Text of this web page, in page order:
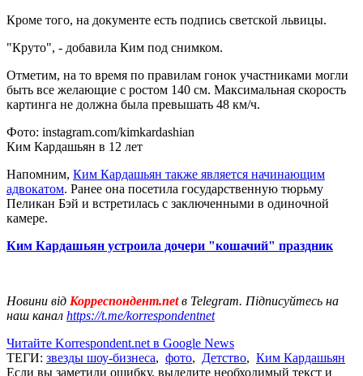
Кроме того, на документе есть подпись светской львицы.
"Круто", - добавила Ким под снимком.
Отметим, на то время по правилам гонок участниками могли
быть все желающие с ростом 140 см. Максимальная скорость
картинга не должна была превышать 48 км/ч.
Фото: instagram.com/kimkardashian
Ким Кардашьян в 12 лет
Напомним, Ким Кардашьян также является начинающим
адвокатом. Ранее она посетила государственную тюрьму
Пеликан Бэй и встретилась с заключенными в одиночной
камере.
Ким Кардашьян устроила дочери "кошачий" праздник
Новини від Корреспондент.netв Telegram. Підписуйтесь на
наш канал https://t.me/korrespondentnet
Читайте Korrespondent.net в Google News
ТЕГИ: звезды шоу-бизнеса, фото, Детство, Ким Кардашьян
Если вы заметили ошибку, выделите необходимый текст и